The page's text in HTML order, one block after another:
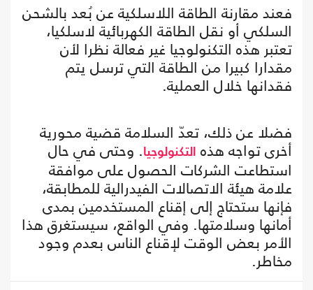
فعند مقارنة الطاقة اللاسلكية عن بُعد بالشحن
السلكي أو نقل الطاقة الكهربائية لاسلكيا،
تعتبر هذه التكنولوجيا غير فعالة نظرا لأن
مقدارا كبيرا من الطاقة التي ترسل يتم
فقدانها خلال العملية.
فضلا عن ذلك، تعدّ السلامة قضية محورية
أخرى تواجه هذه التكنولوجيا. وحتى في حال
استطاعت الشركات الحصول على موافقة
علامة هيئة الاتصالات الفيدرالية للمطابقة،
فإنها ستحتاج إلى إقناع المستخدمين بمدى
أمانها وسلامتها. وفي الواقع، سيستغرق هذا
الأمر بعض الوقت لإقناع الناس بعدم وجود
مخاطر.